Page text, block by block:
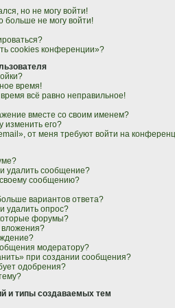
но не могу войти!
больше не могу войти!
cookies конференции»?
время!
всё равно неправильное!
вместе со своим именем?
изменить его?
от меня требуют войти на
удалить сообщение?
своему сообщению?
вариантов ответа?
удалить опрос?
форумы?
вложения?
модератору?
при создании сообщения?
одобрения?
и типы создаваемых тем